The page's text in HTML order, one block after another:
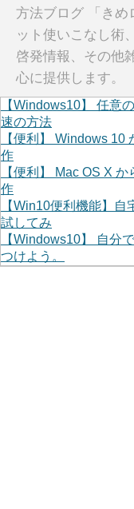
方法ブログ 「きめ
ット使いこなし術
啓発情報、その他
心に提供します。
【Windows10】 任意
速の方法
【便利】 Windows 10
作
【便利】 Mac OS X
作
【Win10便利機能】
試してみ
【Windows10】 自分
つけよう。